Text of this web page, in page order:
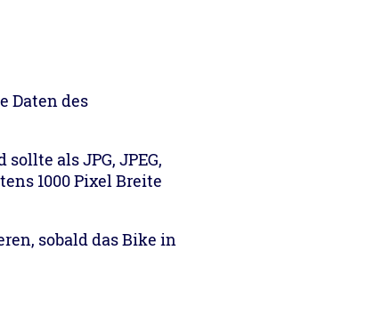
Daten des
als JPG, JPEG,
1000 Pixel Breite
sobald das Bike in